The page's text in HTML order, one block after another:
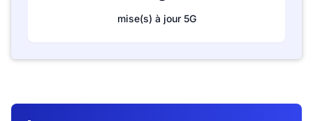
mise(s) à jour 5G